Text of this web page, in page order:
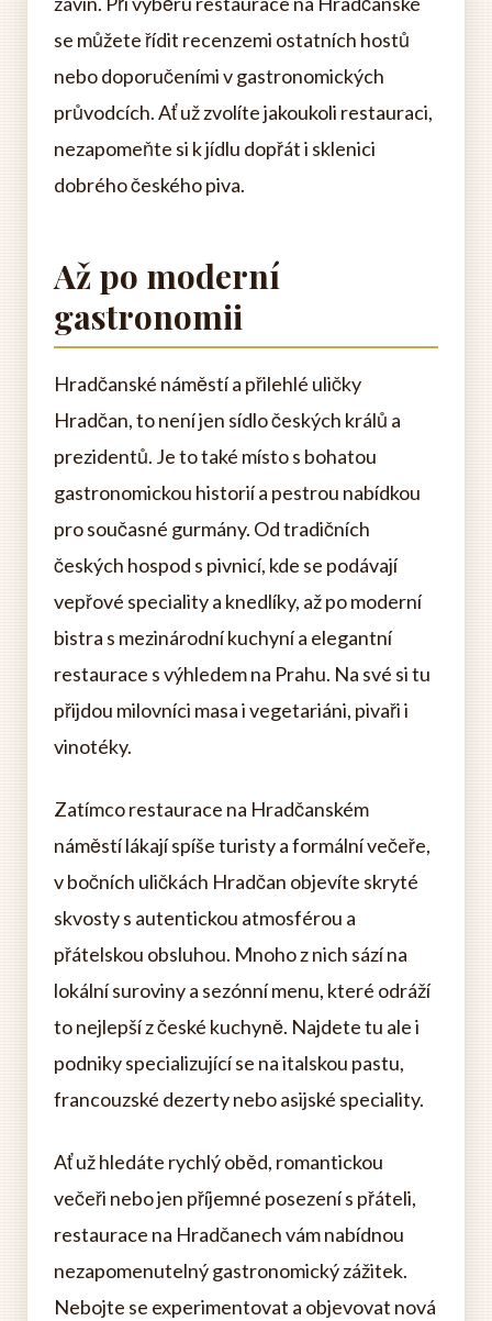
se můžete řídit recenzemi ostatních hostů
nebo doporučeními v gastronomických
průvodcích. Ať už zvolíte jakoukoli restauraci,
nezapomeňte si k jídlu dopřát i sklenici
dobrého českého piva.
Až po moderní
gastronomii
Hradčanské náměstí a přilehlé uličky
Hradčan, to není jen sídlo českých králů a
prezidentů. Je to také místo s bohatou
gastronomickou historií a pestrou nabídkou
pro současné gurmány. Od tradičních
českých hospod s pivnicí, kde se podávají
vepřové speciality a knedlíky, až po moderní
bistra s mezinárodní kuchyní a elegantní
restaurace s výhledem na Prahu. Na své si tu
přijdou milovníci masa i vegetariáni, pivaři i
vinotéky.
Zatímco restaurace na Hradčanském
náměstí lákají spíše turisty a formální večeře,
v bočních uličkách Hradčan objevíte skryté
skvosty s autentickou atmosférou a
přátelskou obsluhou. Mnoho z nich sází na
lokální suroviny a sezónní menu, které odráží
to nejlepší z české kuchyně. Najdete tu ale i
podniky specializující se na italskou pastu,
francouzské dezerty nebo asijské speciality.
Ať už hledáte rychlý oběd, romantickou
večeři nebo jen příjemné posezení s přáteli,
restaurace na Hradčanech vám nabídnou
nezapomenutelný gastronomický zážitek.
Nebojte se experimentovat a objevovat nová